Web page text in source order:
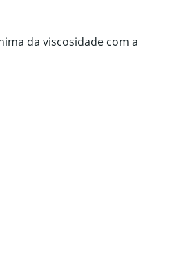
da viscosidade com a